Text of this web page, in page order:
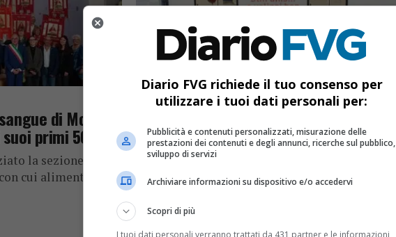
di Molin
primi 50 anni
la sezione per
cui alimentano il
CRONACA & ATTUALITÀ 7 anni fa
inizia nel segno della solidarietà
La sezione Afds di Molin Nuovo ha organizzato
l’evento “Autoemoteca d'inverno” a Feletto
Diario FVG richiede il tuo consenso per
utilizzare i tuoi dati personali per:
Pubblicità e contenuti personalizzati, misurazione delle
prestazioni dei contenuti e degli annunci, ricerche sul pubblico,
sviluppo di servizi
Archiviare informazioni su dispositivo e/o accedervi
Scopri di più
I tuoi dati personali verranno trattati da 431 partner e le informazioni